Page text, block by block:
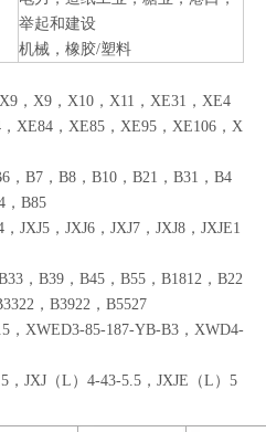
冶金，煤炭/采矿业。水泥，化
工，能源，电力
电力，造纸工业，糖业，港口，
，X9，X10，X11，XE31，XE4
XE84，XE85，XE95，XE106，X
B7，B8，B10，B21，B31，B4
，B85
JXJ5，JXJ6，JXJ7，JXJ8，JXJE1
，B39，B45，B55，B1812，B22
，B3922，B5527
XWED3-85-187-YB-B3，XWD4-